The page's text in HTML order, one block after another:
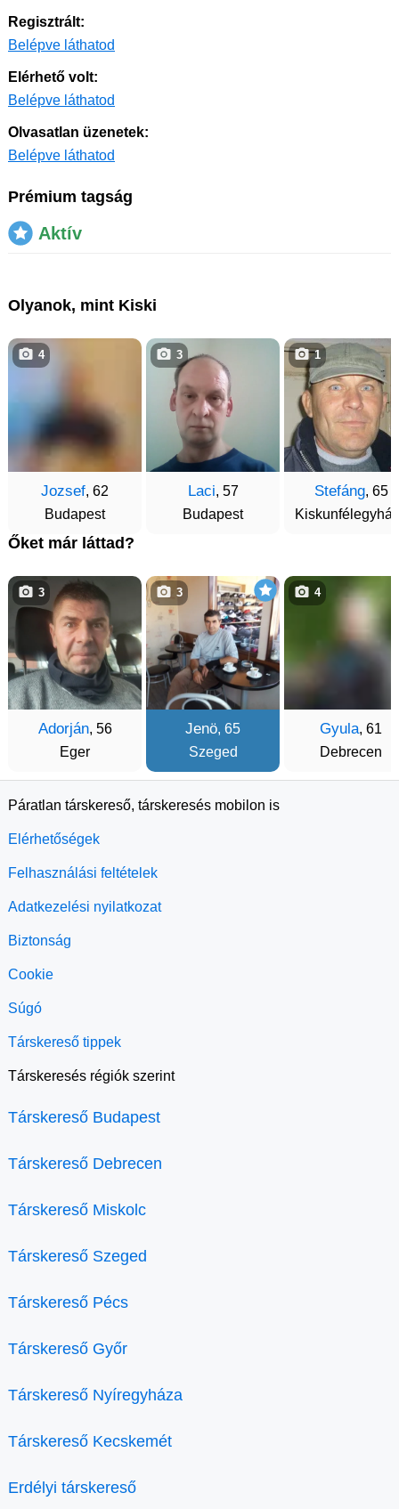
Regisztrált:
Belépve láthatod
Elérhető volt:
Belépve láthatod
Olvasatlan üzenetek:
Belépve láthatod
Prémium tagság
Aktív
Olyanok, mint Kiski
Jozsef, 62
Budapest
4
Laci, 57
Budapest
3
Stefáng, 65
1
Őket már láttad?
Adorján, 56
Eger
3
Jenö, 65
Szeged
3
Gyula, 61
Debrecen
4
Páratlan társkereső, társkeresés mobilon is
Elérhetőségek
Felhasználási feltételek
Adatkezelési nyilatkozat
Biztonság
Cookie
Súgó
Társkereső tippek
Társkeresés régiók szerint
Társkereső Budapest
Társkereső Debrecen
Társkereső Miskolc
Társkereső Szeged
Társkereső Pécs
Társkereső Győr
Társkereső Nyíregyháza
Társkereső Kecskemét
Erdélyi társkereső